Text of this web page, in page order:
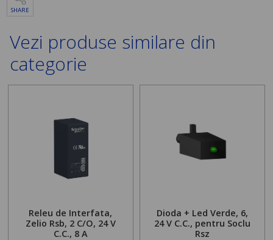
SHARE
Vezi produse similare din
categorie
Releu de Interfata,
Zelio Rsb, 2 C/O, 24 V
C.C., 8 A
Dioda + Led Verde, 6,
24 V C.C., pentru Soclu
Rsz